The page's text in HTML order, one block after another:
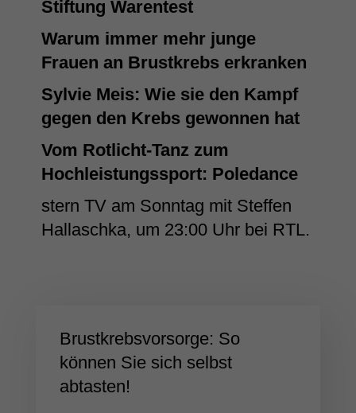
Stiftung Warentest
Warum immer mehr junge
Frauen an Brustkrebs erkranken
Sylvie Meis: Wie sie den Kampf
gegen den Krebs gewonnen hat
Vom Rotlicht-Tanz zum
Hochleistungssport: Poledance
stern TV am Sonntag mit Steffen
Hallaschka, um 23:00 Uhr bei RTL.
Brustkrebsvorsorge: So
können Sie sich selbst
abtasten!